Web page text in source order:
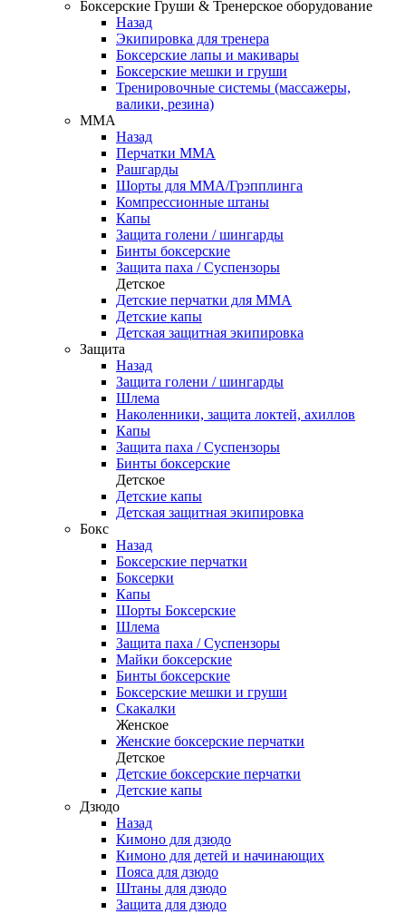
Боксерские Груши & Тренерское оборудование
Назад
Экипировка для тренера
Боксерские лапы и макивары
Боксерские мешки и груши
Тренировочные системы (массажеры,
валики, резина)
ММА
Назад
Перчатки ММА
Рашгарды
Шорты для ММА/Грэпплинга
Компрессионные штаны
Капы
Защита голени / шингарды
Бинты боксерские
Защита паха / Суспензоры
Детское
Детские перчатки для ММА
Детские капы
Детская защитная экипировка
Защита
Назад
Защита голени / шингарды
Шлема
Наколенники, защита локтей, ахиллов
Капы
Защита паха / Суспензоры
Бинты боксерские
Детское
Детские капы
Детская защитная экипировка
Бокс
Назад
Боксерские перчатки
Боксерки
Капы
Шорты Боксерские
Шлема
Защита паха / Суспензоры
Майки боксерские
Бинты боксерские
Боксерские мешки и груши
Скакалки
Женское
Женские боксерские перчатки
Детское
Детские боксерские перчатки
Детские капы
Дзюдо
Назад
Кимоно для дзюдо
Кимоно для детей и начинающих
Пояса для дзюдо
Штаны для дзюдо
Защита для дзюдо